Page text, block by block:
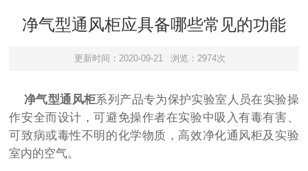
净气型通风柜应具备哪些常见的功能
更新时间：2020-09-21 浏览：2974次
净气型通风柜系列产品专为保护实验室人员在实验操
作安全而设计，可避免操作者在实验中吸入有毒有害、
可致病或毒性不明的化学物质，高效净化通风柜及实验
室内的空气。